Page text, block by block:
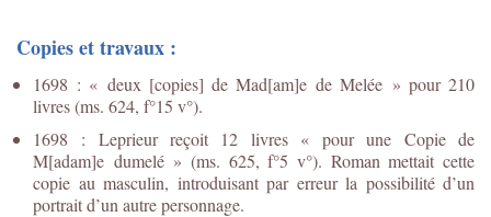
Copies et travaux :
1698 : « deux [copies] de Mad[am]e de Melée » pour 210
livres (ms. 624, f°15 v°).
1698 : Leprieur reçoit 12 livres « pour une Copie de
M[adam]e dumelé » (ms. 625, f°5 v°). Roman mettait cette
copie au masculin, introduisant par erreur la possibilité d’un
portrait d’un autre personnage.